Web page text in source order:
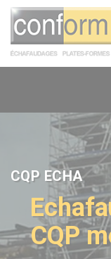
CQP ECHA
CQP
Panneau de